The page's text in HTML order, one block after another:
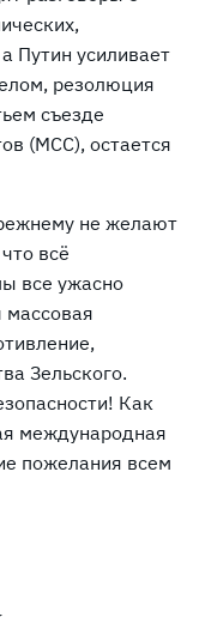
Путин усиливает
резолюция
съезде
(МСС), остается
не желают
всё
все ужасно
массовая
Зельского.
Как
международная
пожелания всем